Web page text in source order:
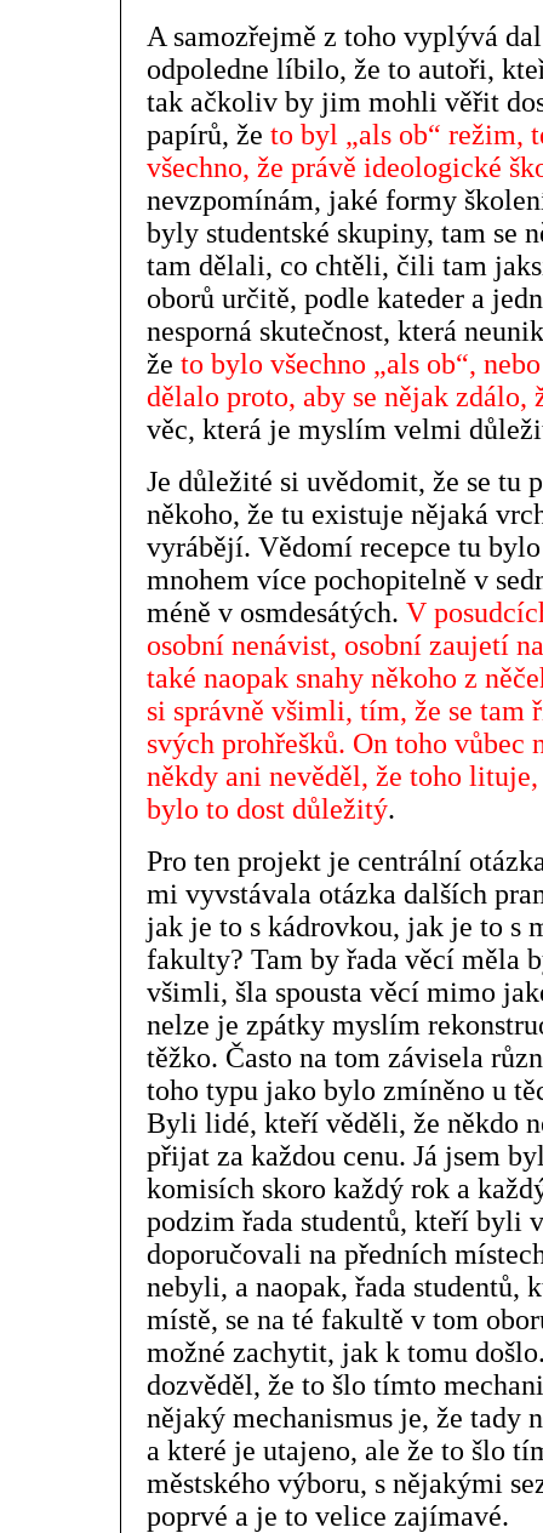
A samozřejmě z toho vyplývá
odpoledne líbilo, že to autoři,
tak ačkoliv by jim mohli věřit
papírů, že to byl „als ob“ režim,
všechno, že právě ideologické
nevzpomínám, jaké formy
byly studentské skupiny, tam se
tam dělali, co chtěli, čili tam
oborů určitě, podle kateder a
nesporná skutečnost, která
že to bylo všechno „als ob“,
dělalo proto, aby se nějak zdálo,
věc, která je myslím velmi
Je důležité si uvědomit, že se tu
někoho, že tu existuje nějaká
vyrábějí. Vědomí recepce tu
mnohem více pochopitelně v
méně v osmdesátých. V
osobní nenávist, osobní zaujetí
také naopak snahy někoho z
si správně všimli, tím, že se
svých prohřešků. On toho vůbec
někdy ani nevěděl, že toho
bylo to dost důležitý.
Pro ten projekt je centrální
mi vyvstávala otázka dalších
jak je to s kádrovkou, jak je to s
fakulty? Tam by řada věcí měla
všimli, šla spousta věcí mimo
nelze je zpátky myslím
těžko. Často na tom závisela
toho typu jako bylo zmíněno u
Byli lidé, kteří věděli, že někdo
přijat za každou cenu. Já jsem
komisích skoro každý rok a
podzim řada studentů, kteří byli
doporučovali na předních
nebyli, a naopak, řada studentů,
místě, se na té fakultě v tom
možné zachytit, jak k tomu
dozvěděl, že to šlo tímto
nějaký mechanismus je, že tady
a které je utajeno, ale že to šlo
městského výboru, s nějakými
poprvé a je to velice zajímavé.